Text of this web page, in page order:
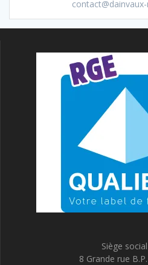
Siège
8 Grande rue